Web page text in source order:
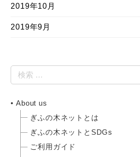
2019年10月
2019年9月
About us
ぎふの木ネットとは
ぎふの木ネットとSDGs
ご利用ガイド